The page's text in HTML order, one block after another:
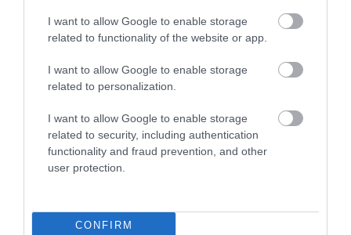
I want to allow Google to enable storage
related to functionality of the website or app.
I want to allow Google to enable storage
related to personalization.
I want to allow Google to enable storage
related to security, including authentication
functionality and fraud prevention, and other
user protection.
CONFIRM
TANULJ NÉMETÜL OTTHONRÓL: A
2026. augusztus 07 Promóció
ÚJRAINDULNAK A KORÁBBAN